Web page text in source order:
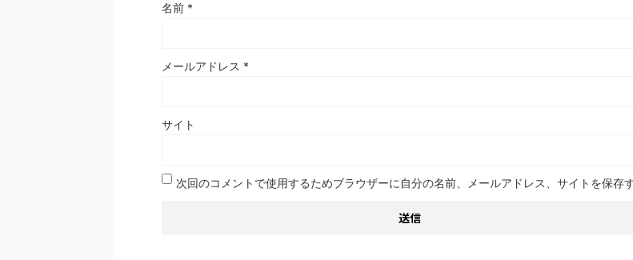
名前 *
メールアドレス *
サイト
次回のコメントで使用するためブラウザーに自分の名前、メールアドレス、サイトを保存す